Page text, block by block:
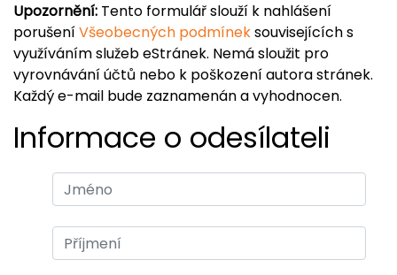
Upozornění: Tento formulář slouží k nahlášení
porušeníVšeobecných podmíneksouvisejících s
využíváním služeb eStránek. Nemá sloužit pro
vyrovnávání účtů nebo k poškození autora stránek.
Každý e-mail bude zaznamenán a vyhodnocen.
Informace o odesílateli